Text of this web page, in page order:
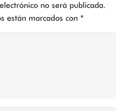
no será publicada.
están marcados con *